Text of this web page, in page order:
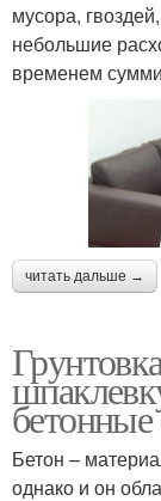
мусора,
небольшие
временем
читать дальше →
Бетон –
однако и он